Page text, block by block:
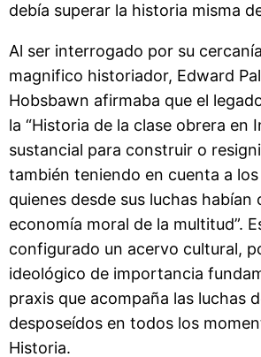
debía superar la historia misma
Al ser interrogado por su
magnifico historiador, Edward
Hobsbawn afirmaba que el
la “Historia de la clase obrera en
sustancial para construir o
también teniendo en cuenta a
quienes desde sus luchas habían
economía moral de la multitud”.
configurado un acervo cultural,
ideológico de importancia
praxis que acompaña las luchas
desposeídos en todos los
Historia.